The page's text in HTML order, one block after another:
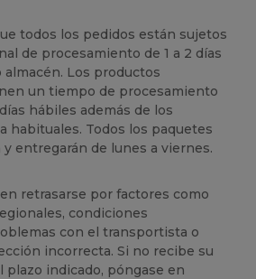
todos los pedidos están sujetos
de procesamiento de 1 a 2 días
Los productos
un tiempo de procesamiento
hábiles además de los
habituales. Todos los paquetes
entregarán de lunes a viernes.
retrasarse por factores como
condiciones
con el transportista o
incorrecta. Si no recibe su
indicado, póngase en